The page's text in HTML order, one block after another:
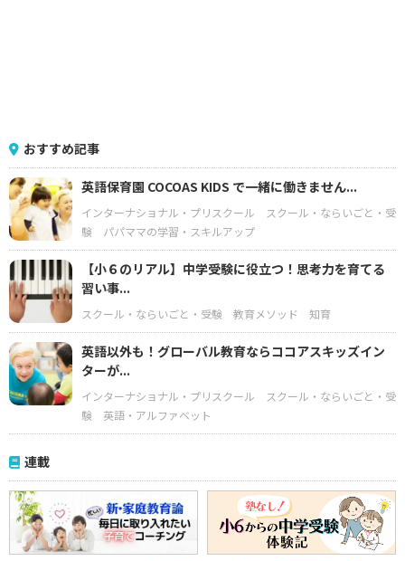
おすすめ記事
英語保育園 COCOAS KIDS で一緒に働きません...
インターナショナル・プリスクール
スクール・ならいごと・受
験
パパママの学習・スキルアップ
【小６のリアル】中学受験に役立つ！思考力を育てる
習い事...
スクール・ならいごと・受験 教育メソッド 知育
英語以外も！グローバル教育ならココアスキッズイン
ターが...
インターナショナル・プリスクール
スクール・ならいごと・受
験
英語・アルファベット
連載